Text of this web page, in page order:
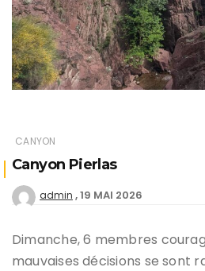
CANYON
Canyon Pierlas
admin 19 MAI 2026
Dimanche, 6 membres
mauvaises décisions se sont